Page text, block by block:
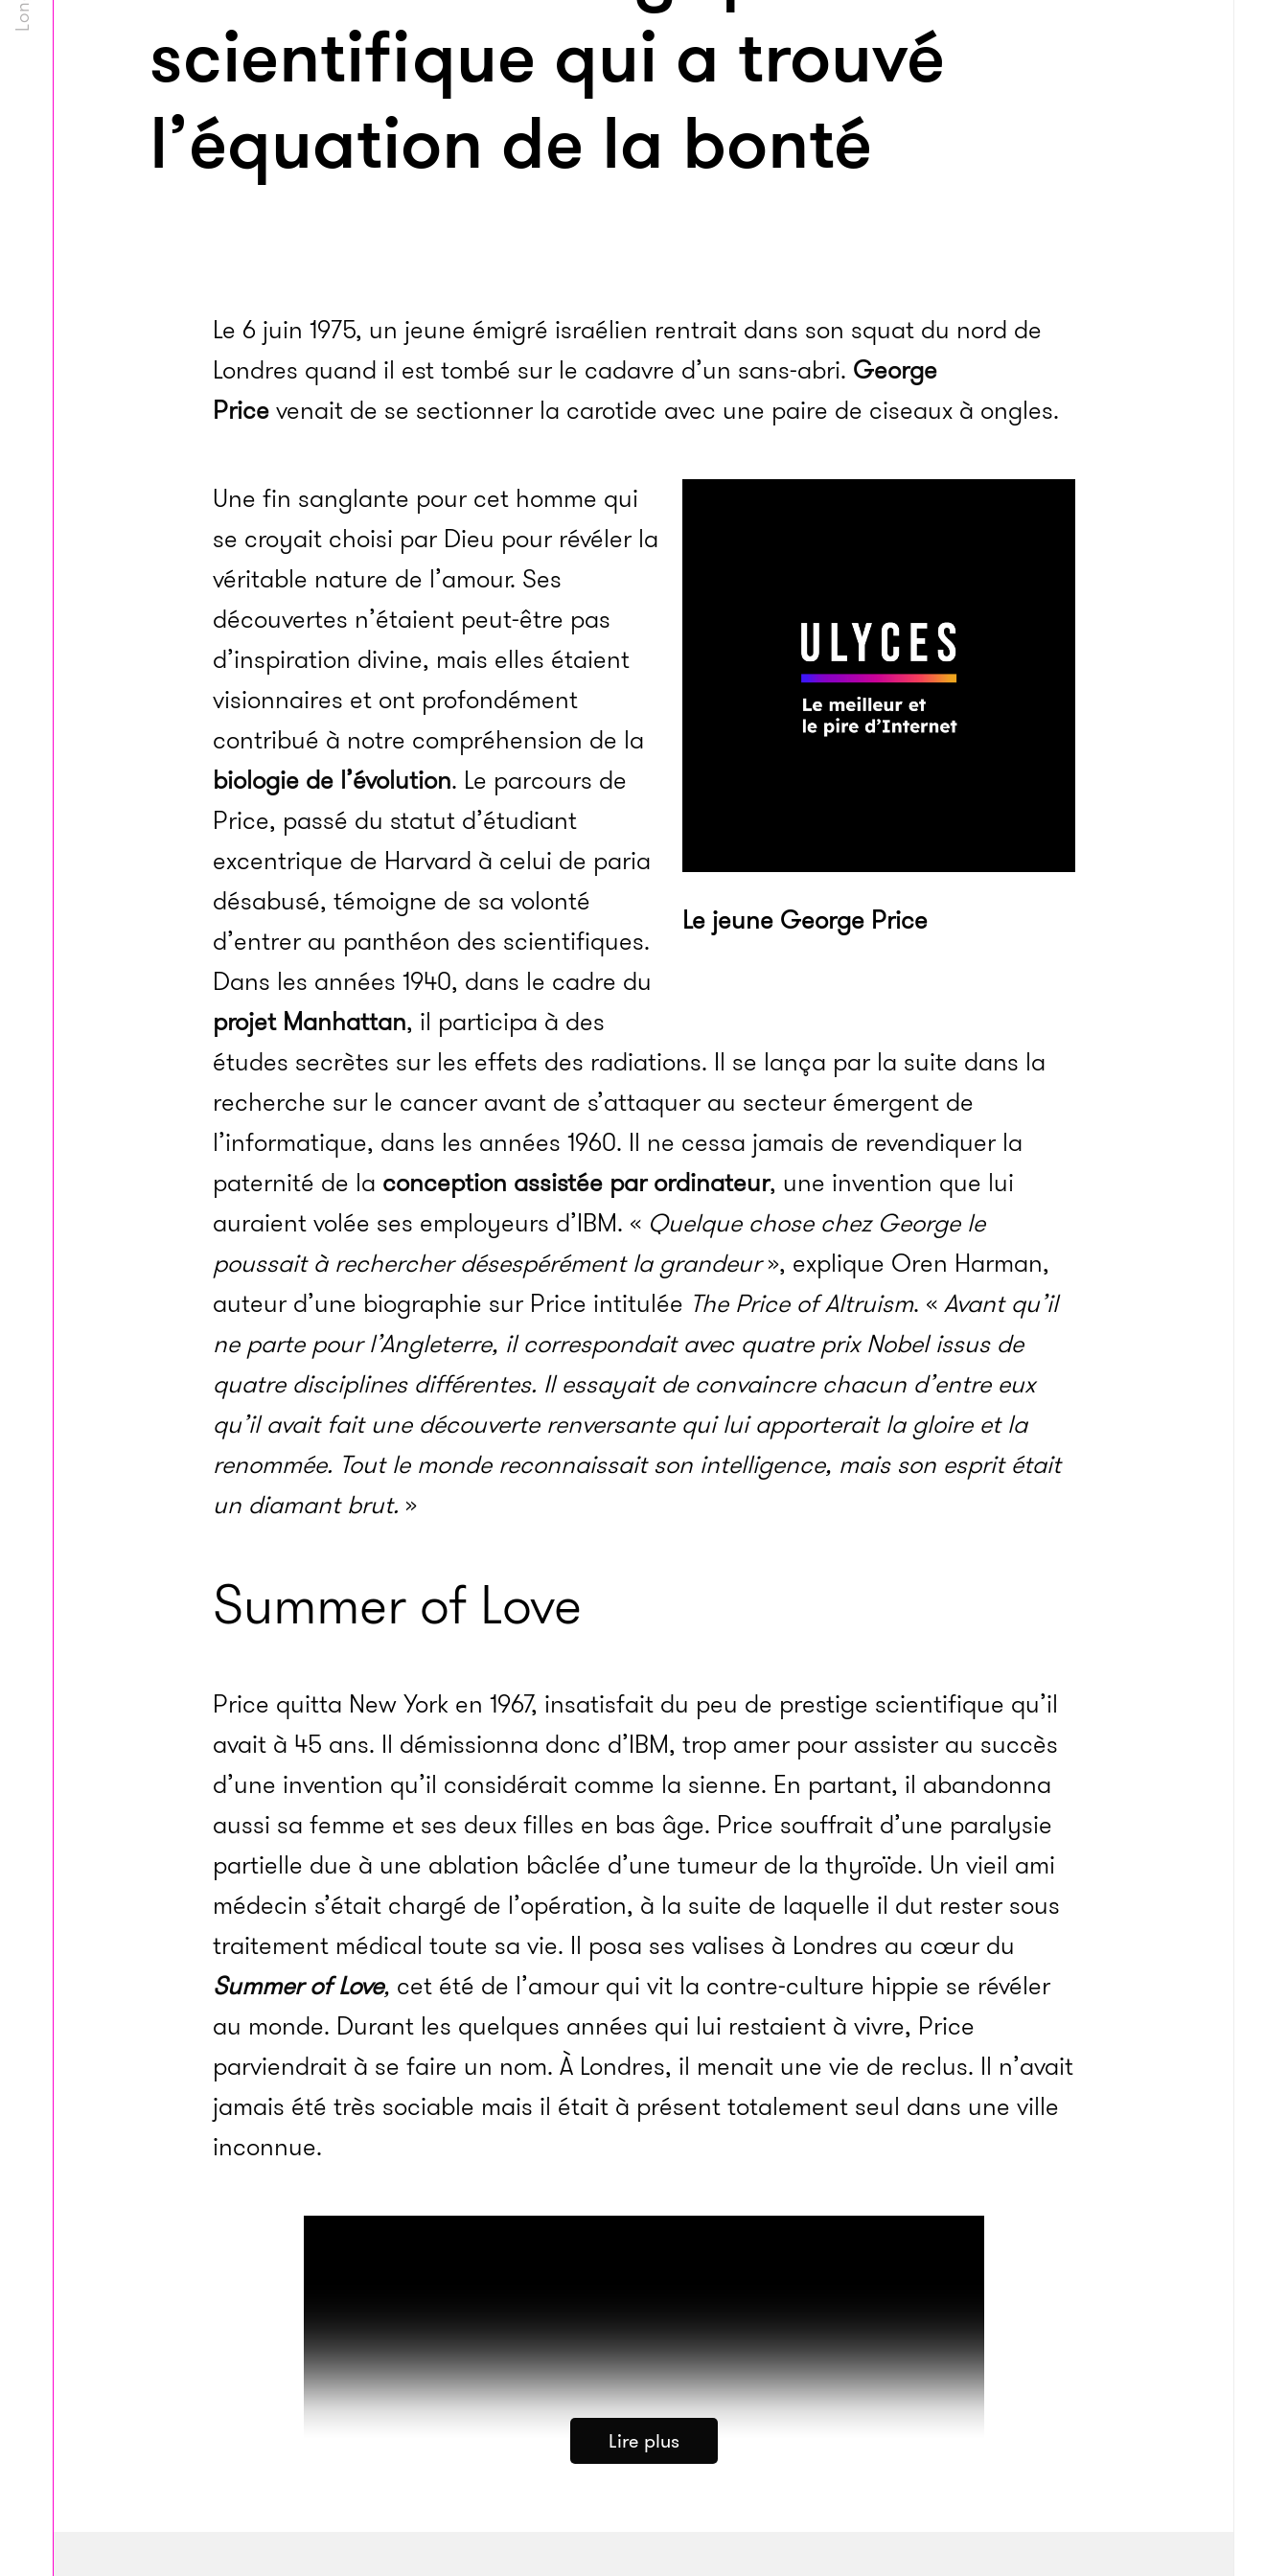
scientifique qui a trouvé
l’équation de la bonté
Le 6 juin 1975, un jeune émigré israélien rentrait dans son squat du nord de
Londres quand il est tombé sur le cadavre d’un sans-abri. George
Pricevenait de se sectionner la carotide avec une paire de ciseaux à ongles.
Le jeune George Price
Une fin sanglante pour cet homme qui
se croyait choisi par Dieu pour révéler la
véritable nature de l’amour. Ses
découvertes n’étaient peut-être pas
d’inspiration divine, mais elles étaient
visionnaires et ont profondément
contribué à notre compréhension de la
biologie de l’évolution. Le parcours de
Price, passé du statut d’étudiant
excentrique de Harvard à celui de paria
désabusé, témoigne de sa volonté
d’entrer au panthéon des scientifiques.
Dans les années 1940, dans le cadre du
projet Manhattan, il participa à des
études secrètes sur les effets des radiations. Il se lança par la suite dans la
recherche sur le cancer avant de s’attaquer au secteur émergent de
l’informatique, dans les années 1960. Il ne cessa jamais de revendiquer la
paternité de la conception assistée par ordinateur, une invention que lui
auraient volée ses employeurs d’IBM. « Quelque chose chez George le
poussait à rechercher désespérément la grandeur», explique Oren Harman,
auteur d’une biographie sur Price intitulée The Price of Altruism. «Avant qu’il
ne parte pour l’Angleterre, il correspondait avec quatre prix Nobel issus de
quatre disciplines différentes. Il essayait de convaincre chacun d’entre eux
qu’il avait fait une découverte renversante qui lui apporterait la gloire et la
renommée. Tout le monde reconnaissait son intelligence, mais son esprit était
un diamant brut. »
Summer of Love
Price quitta New York en 1967, insatisfait du peu de prestige scientifique qu’il
avait à 45 ans. Il démissionna donc d’IBM, trop amer pour assister au succès
d’une invention qu’il considérait comme la sienne. En partant, il abandonna
aussi sa femme et ses deux filles en bas âge. Price souffrait d’une paralysie
partielle due à une ablation bâclée d’une tumeur de la thyroïde. Un vieil ami
médecin s’était chargé de l’opération, à la suite de laquelle il dut rester sous
traitement médical toute sa vie. Il posa ses valises à Londres au cœur du
Summer of Love, cet été de l’amour qui vit la contre-culture hippie se révéler
au monde. Durant les quelques années qui lui restaient à vivre, Price
parviendrait à se faire un nom. À Londres, il menait une vie de reclus. Il n’avait
jamais été très sociable mais il était à présent totalement seul dans une ville
inconnue.
Lire plus